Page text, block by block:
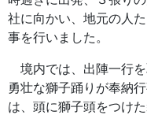
社に向かい、地元の人
事を行いました。
境内では、出陣一行を
勇壮な獅子踊りが奉納
は、頭に獅子頭をつけ